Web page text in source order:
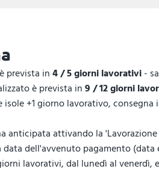
prevista in4 / 5 giorni lavorativi-
è prevista in9 / 12 giorni
+1 giorno lavorativo,
anticipata attivando la
dell'avvenuto pagamento
lavorativi, dal lunedì al venerdì,